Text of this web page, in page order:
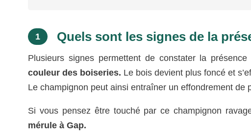
1 Quels sont les signes de la
Plusieurs signes permettent de constater la
couleur des boiseries. Le bois devient plus foncé et
Le champignon peut ainsi entraîner un effondrement de
Si vous pensez être touché par ce champignon
mérule à Gap.